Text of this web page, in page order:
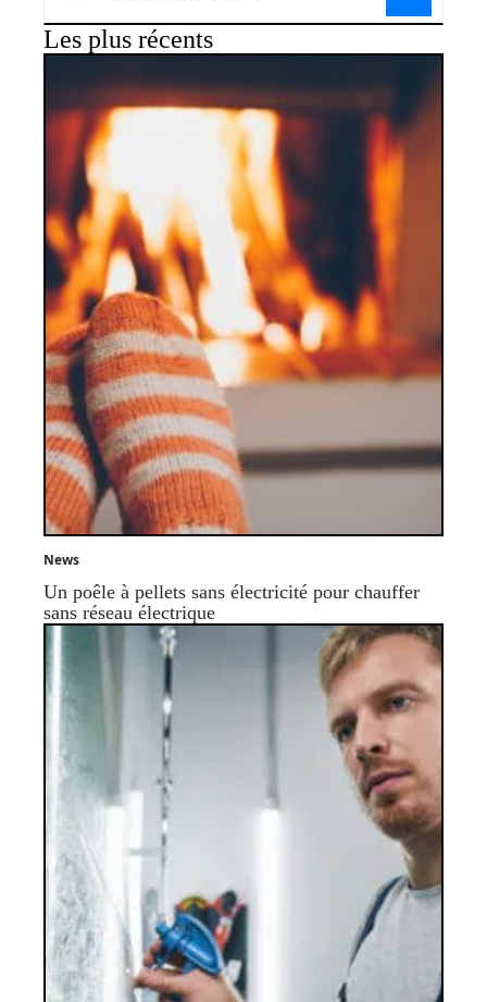
Les plus récents
News
Un poêle à pellets sans électricité pour chauffer
sans réseau électrique